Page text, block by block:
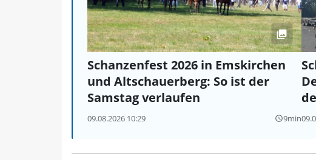
Schanzenfest 2026 in Emskirchen
und Altschauerberg: So ist der
Samstag verlaufen
09.08.2026 10:29 query_builder9min